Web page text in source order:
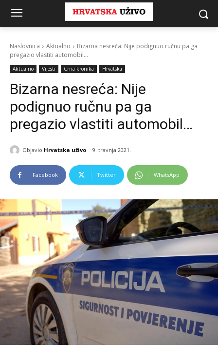
Naslovnica Aktualno
Bizarna nesreća: Nije podignuo ručnu pa ga
pregazio vlastiti automobil...
Aktualno Vijesti Crna kronika Hrvatska
Bizarna nesreća: Nije
podignuo ručnu pa ga
pregazio vlastiti automobil…
Objavio Hrvatska uživo 9. travnja 2021.
Facebook Twitter WhatsApp